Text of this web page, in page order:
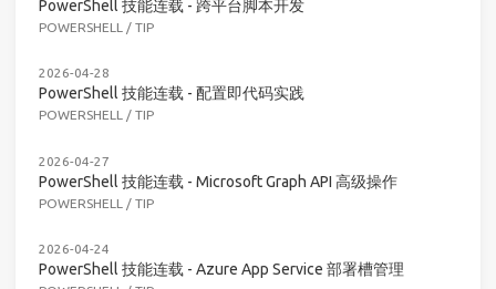
PowerShell 技能连载 - 跨平台脚本开发
POWERSHELL / TIP
2026-04-28
PowerShell 技能连载 - 配置即代码实践
POWERSHELL / TIP
2026-04-27
PowerShell 技能连载 - Microsoft Graph API 高级操作
POWERSHELL / TIP
2026-04-24
PowerShell 技能连载 - Azure App Service 部署槽管理